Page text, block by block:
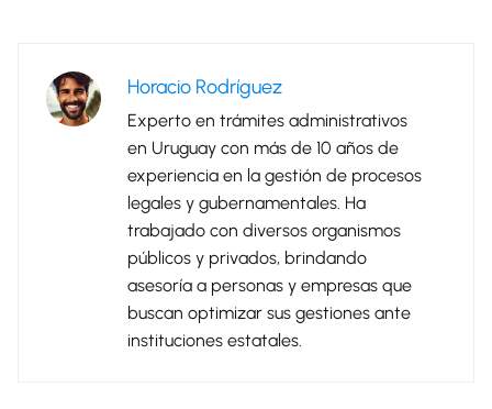
Horacio Rodríguez
Experto en trámites administrativos
en Uruguay con más de 10 años de
experiencia en la gestión de procesos
legales y gubernamentales. Ha
trabajado con diversos organismos
públicos y privados, brindando
asesoría a personas y empresas que
buscan optimizar sus gestiones ante
instituciones estatales.